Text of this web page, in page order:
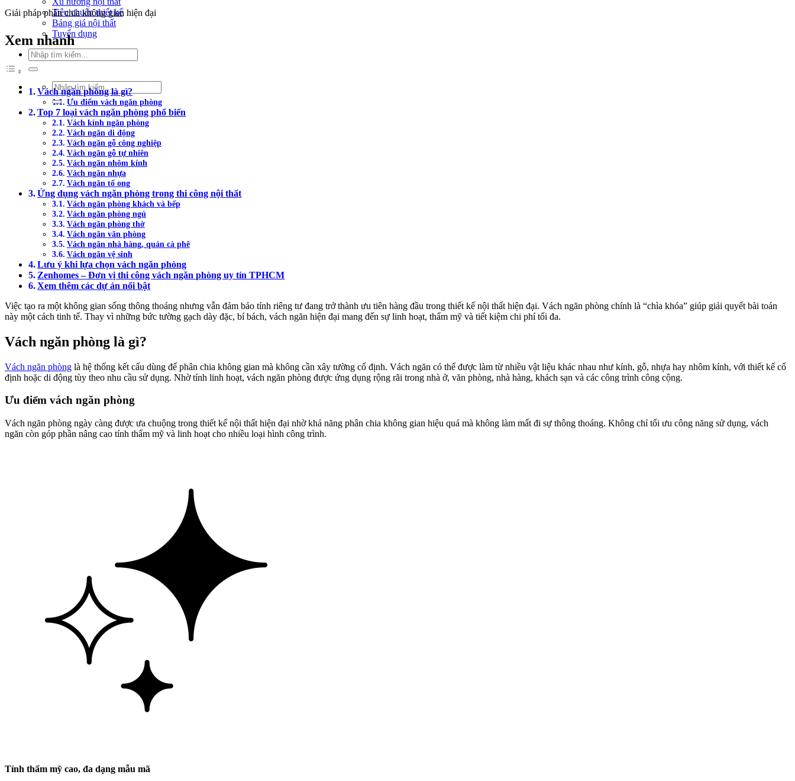
Tiêu chuẩn thiết kế
Bảng giá nội thất
Tuyển dụng
Tìm
kiếm:
Tìm
kiếm:
Giải pháp phân chia không gian hiện đại
Xem nhanh
Vách ngăn phòng là gì?
Ưu điểm vách ngăn phòng
Top 7 loại vách ngăn phòng phổ biến
Vách kính ngăn phòng
Vách ngăn di động
Vách ngăn gỗ công nghiệp
Vách ngăn gỗ tự nhiên
Vách ngăn nhôm kính
Vách ngăn nhựa
Vách ngăn tổ ong
Ứng dụng vách ngăn phòng trong thi công nội thất
Vách ngăn phòng khách và bếp
Vách ngăn phòng ngủ
Vách ngăn phòng thờ
Vách ngăn văn phòng
Vách ngăn nhà hàng, quán cà phê
Vách ngăn vệ sinh
Lưu ý khi lựa chọn vách ngăn phòng
Zenhomes – Đơn vị thi công vách ngăn phòng uy tín TPHCM
Xem thêm các dự án nổi bật
Việc tạo ra một không gian sống thông thoáng nhưng vẫn đảm bảo tính riêng tư đang trở thành ưu tiên hàng đầu trong thiết kế nội thất hiện đại. Vách ngăn phòng chính là “chìa khóa” giúp giải quyết bài toán
này một cách tinh tế. Thay vì những bức tường gạch dày đặc, bí bách, vách ngăn hiện đại mang đến sự linh hoạt, thẩm mỹ và tiết kiệm chi phí tối đa.
Vách ngăn phòng là gì?
Vách ngăn phòng là hệ thống kết cấu dùng để phân chia không gian mà không cần xây tường cố định. Vách ngăn có thể được làm từ nhiều vật liệu khác nhau như kính, gỗ, nhựa hay nhôm kính, với thiết kế cố
định hoặc di động tùy theo nhu cầu sử dụng. Nhờ tính linh hoạt, vách ngăn phòng được ứng dụng rộng rãi trong nhà ở, văn phòng, nhà hàng, khách sạn và các công trình công cộng.
Ưu điểm vách ngăn phòng
Vách ngăn phòng ngày càng được ưa chuộng trong thiết kế nội thất hiện đại nhờ khả năng phân chia không gian hiệu quả mà không làm mất đi sự thông thoáng. Không chỉ tối ưu công năng sử dụng, vách
ngăn còn góp phần nâng cao tính thẩm mỹ và linh hoạt cho nhiều loại hình công trình.
Tính thẩm mỹ cao, đa dạng mẫu mã